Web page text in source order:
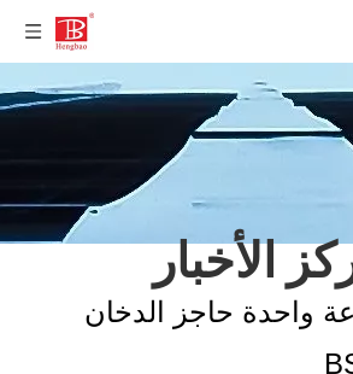
الأخبار
واحدة حاجز الدخان